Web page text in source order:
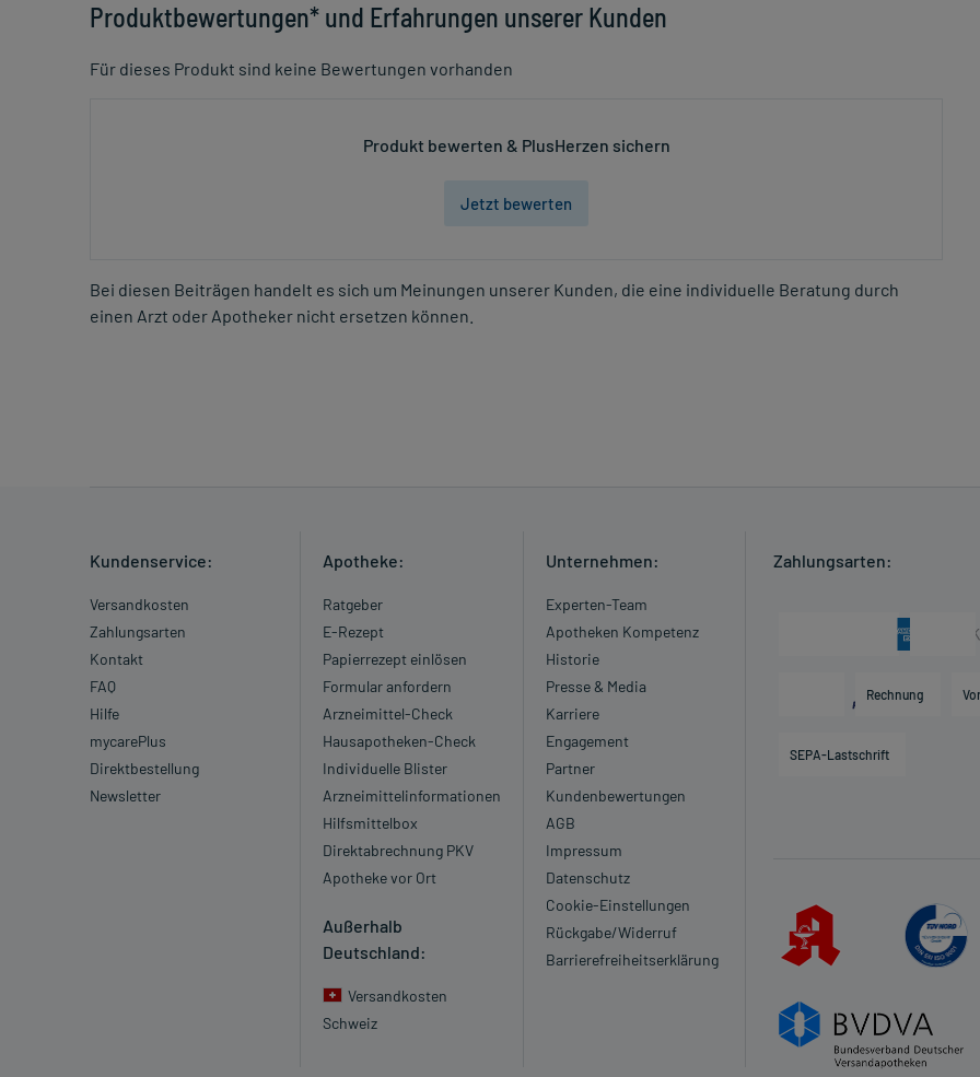
Produktbewertungen* und Erfahrungen unserer Kunden
Für dieses Produkt sind keine Bewertungen vorhanden
Produkt bewerten & PlusHerzen sichern
Jetzt bewerten
Bei diesen Beiträgen handelt es sich um Meinungen unserer Kunden, die eine individuelle Beratung durch
einen Arzt oder Apotheker nicht ersetzen können.
Kundenservice:
Versandkosten
Zahlungsarten
Kontakt
FAQ
Hilfe
mycarePlus
Direktbestellung
Newsletter
Apotheke:
Ratgeber
E-Rezept
Papierrezept einlösen
Formular anfordern
Arzneimittel-Check
Hausapotheken-Check
Individuelle Blister
Arzneimittelinformationen
Hilfsmittelbox
Direktabrechnung PKV
Apotheke vor Ort
Außerhalb
Deutschland:
Versandkosten
Schweiz
Unternehmen:
Experten-Team
Apotheken Kompetenz
Historie
Presse & Media
Karriere
Engagement
Partner
Kundenbewertungen
AGB
Impressum
Datenschutz
Cookie-Einstellungen
Rückgabe/Widerruf
Barrierefreiheitserklärung
Zahlungsarten:
Rechnung
SEPA-Lastschrift